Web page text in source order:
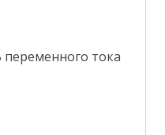
переменного тока